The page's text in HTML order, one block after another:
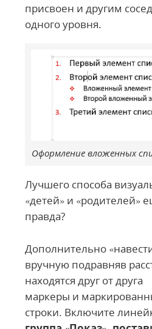
присвоен и другим
одного уровня.
Оформление вложенных
Лучшего способа
«детей» и «родителей»
правда?
Дополнительно
вручную подравняв
находятся друг от друга
маркеры и
строки. Включите